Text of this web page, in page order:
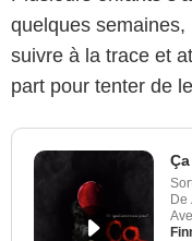
quelques
suivre à la trace et
part pour tenter de
Ça
De